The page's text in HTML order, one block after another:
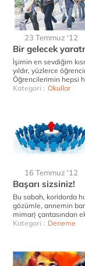
23 Temmuz '12
Bir gelecek
İşimin en sevdiğim
yıldır, yüzlerce
Öğrencilerimin hepsi
Kategori : Okullar
16 Temmuz '12
Başarı sizsiniz!
Bu sabah, koridorda
gözümle, annemin
mimar) çantasından
Kategori : Deneme